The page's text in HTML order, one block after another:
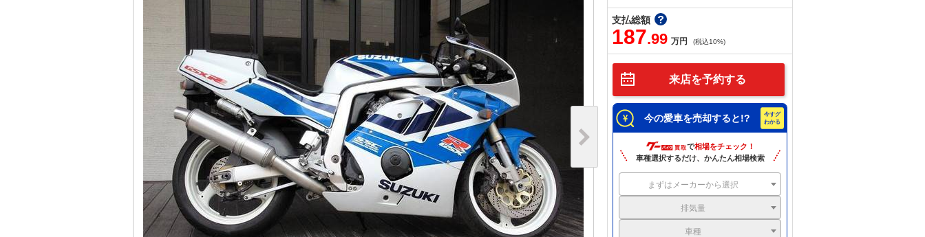
支払総額
187.99 万円 (税込10%)
来店を予約する
今の愛車を売却すると!?
で相場をチェック！
車種選択するだけ、かんたん相場検索
まずはメーカーから選択
排気量
車種